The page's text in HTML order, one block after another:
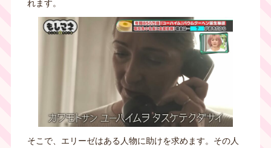
れます。
そこで、エリーゼはある人物に助けを求めます。その人